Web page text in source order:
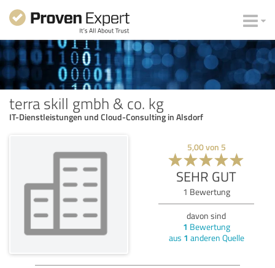
terra skill gmbh & co. kg
IT-Dienstleistungen und Cloud-Consulting in Alsdorf
5,00von 5
SEHR GUT
1 Bewertung
davon sind
1 Bewertung
aus 1 anderen Quelle